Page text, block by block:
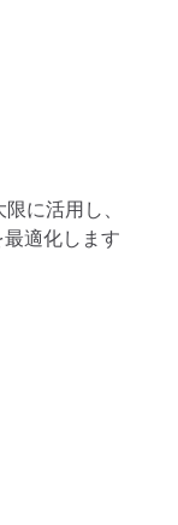
に活用し、
適化します